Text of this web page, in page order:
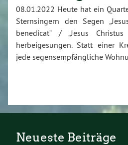
08.01.2022 Heute hat ein
Sternsingern den Segen
benedicat“ / „Jesus
herbeigesungen. Statt einer
jede segensempfängliche
Neueste Beiträge